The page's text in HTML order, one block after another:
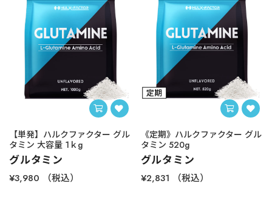
【単発】ハルクファクター グル
タミン 大容量 1ｋg
グルタミン
¥3,980 （税込）
《定期》ハルクファクター グル
タミン 520g
グルタミン
¥2,831 （税込）